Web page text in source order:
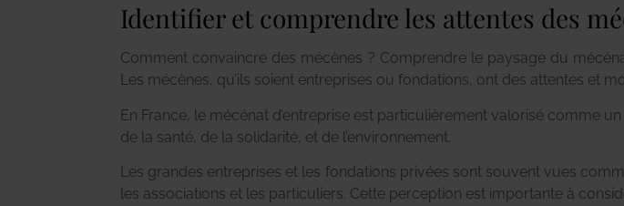
Identifier et comprendre les attentes des
Comment convaincre des mécènes ? Comprendre le paysage du
Les mécènes, qu’ils soient entreprises ou fondations, ont des attentes et
En France, le mécénat d’entreprise est particulièrement valorisé comme
de la santé, de la solidarité, et de l’environnement.
Les grandes entreprises et les fondations privées sont souvent vues
les associations et les particuliers. Cette perception est importante à